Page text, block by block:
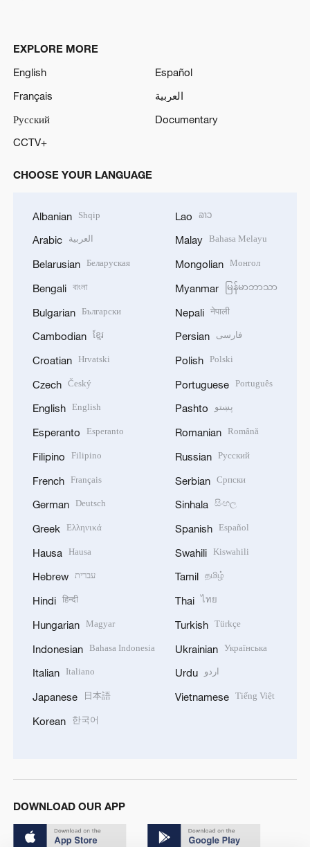
EXPLORE MORE
English
Español
Français
العربية
Русский
Documentary
CCTV+
CHOOSE YOUR LANGUAGE
Albanian Shqip
Arabic العربية
Belarusian Беларуская
Bengali বাংলা
Bulgarian Български
Cambodian ខ្មែរ
Croatian Hrvatski
Czech Český
English English
Esperanto Esperanto
Filipino Filipino
French Français
German Deutsch
Greek Ελληνικά
Hausa Hausa
Hebrew עברית
Hindi हिन्दी
Hungarian Magyar
Indonesian Bahasa Indonesia
Italian Italiano
Japanese 日本語
Korean 한국어
Lao ລາວ
Malay Bahasa Melayu
Mongolian Монгол
Myanmar မြန်မာဘာသာ
Nepali नेपाली
Persian فارسی
Polish Polski
Portuguese Português
Pashto پښتو
Romanian Română
Russian Русский
Serbian Српски
Sinhala සිංහල
Spanish Español
Swahili Kiswahili
Tamil தமிழ்
Thai ไทย
Turkish Türkçe
Ukrainian Українська
Urdu اردو
Vietnamese Tiếng Việt
DOWNLOAD OUR APP